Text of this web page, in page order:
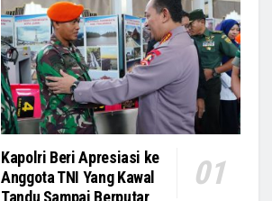
Kapolri Beri Apresiasi ke
Anggota TNI Yang Kawal
Tandu Sampai Berputar